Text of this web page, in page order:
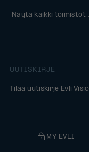
UUTISKIRJE
Tilaa uutiskirje Evli Visio
Näytä kaikki toimistot
MY EVLI